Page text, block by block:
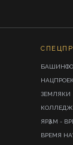
ЗЕМЛЯКИ
ЯРҘАМ -
ВРЕМЯ